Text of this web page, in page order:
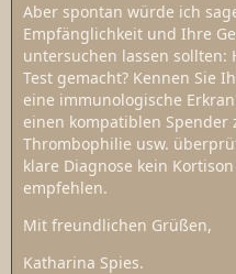
Aber spontan würde ich
Empfänglichkeit und Ihre
untersuchen lassen sollten:
Test gemacht? Kennen Sie
eine immunologische
einen kompatiblen
Thrombophilie usw.
klare Diagnose kein
empfehlen.
Mit freundlichen Grüßen,
Katharina Spies.